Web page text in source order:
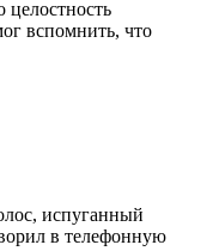
целостность
вспомнить, что
испуганный
в телефонную